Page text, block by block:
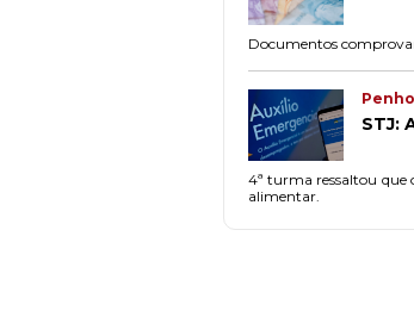
Documentos
STJ:
4ª turma ressaltou que
alimentar.